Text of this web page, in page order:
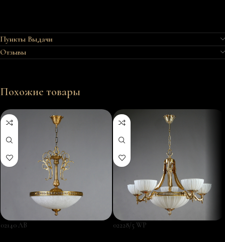
Пункты Выдачи
Отзывы
Похожие товары
02140 AB 02228/5 WP